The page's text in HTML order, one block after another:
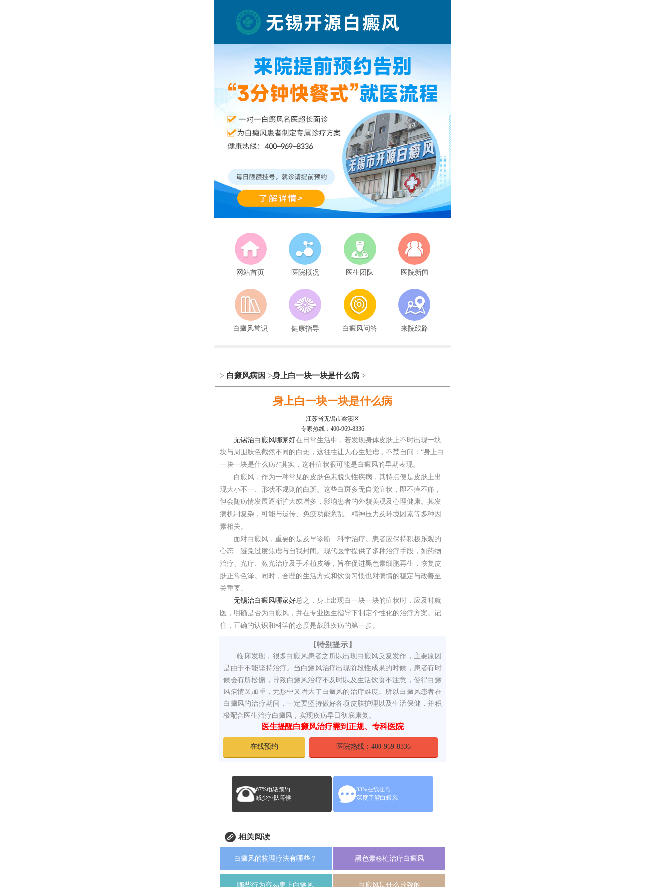
网站首页 医院概况 医生团队 医院新闻
白癜风常识 健康指导 白癜风问答 来院线路
> 白癜风病因 >身上白一块一块是什么病 >
身上白一块一块是什么病
江苏省无锡市梁溪区
专家热线：400-969-8336
无锡治白癜风哪家好在日常生活中，若发现身体皮肤上不时出现一块
块与周围肤色截然不同的白斑，这往往让人心生疑虑，不禁自问：“身上白
一块一块是什么病?”其实，这种症状很可能是白癜风的早期表现。
白癜风，作为一种常见的皮肤色素脱失性疾病，其特点便是皮肤上出
现大小不一、形状不规则的白斑。这些白斑多无自觉症状，即不痒不痛，
但会随病情发展逐渐扩大或增多，影响患者的外貌美观及心理健康。其发
病机制复杂，可能与遗传、免疫功能紊乱、精神压力及环境因素等多种因
素相关。
面对白癜风，重要的是及早诊断、科学治疗。患者应保持积极乐观的
心态，避免过度焦虑与自我封闭。现代医学提供了多种治疗手段，如药物
治疗、光疗、激光治疗及手术植皮等，旨在促进黑色素细胞再生，恢复皮
肤正常色泽。同时，合理的生活方式和饮食习惯也对病情的稳定与改善至
关重要。
无锡治白癜风哪家好总之，身上出现白一块一块的症状时，应及时就
医，明确是否为白癜风，并在专业医生指导下制定个性化的治疗方案。记
住，正确的认识和科学的态度是战胜疾病的第一步。
【特别提示】
临床发现，很多白癜风患者之所以出现白癜风反复发作，主要原因
是由于不能坚持治疗。当白癜风治疗出现阶段性成果的时候，患者有时
候会有所松懈，导致白癜风治疗不及时以及生活饮食不注意，使得白癜
风病情又加重，无形中又增大了白癜风的治疗难度。所以白癜风患者在
白癜风的治疗期间，一定要坚持做好各项皮肤护理以及生活保健，并积
极配合医生治疗白癜风，实现疾病早日彻底康复。
医生提醒白癜风治疗需到正规、专科医院
在线预约 医院热线：400-969-8336
67%电话预约
减少排队等候
33%在线挂号
深度了解白癜风
相关阅读
白癜风的物理疗法有哪些？ 黑色素移植治疗白癜风
哪些行为容易患上白癜风 白癜风是什么导致的